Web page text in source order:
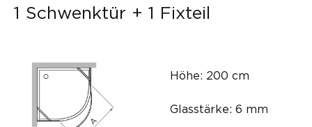
1 Schwenktür + 1 Fixteil
Höhe: 200 cm
Glasstärke: 6 mm